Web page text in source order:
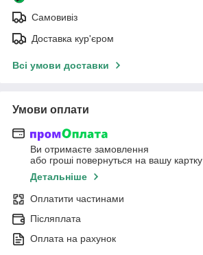
Самовивіз
Доставка кур'єром
Всі умови доставки
Умови оплати
Ви отримаєте замовлення
або гроші повернуться на вашу картку
Детальніше
Оплатити частинами
Післяплата
Оплата на рахунок